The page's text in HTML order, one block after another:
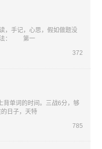
，手记，心思，假如做题没
题法： 第一
372
背单词的时间。三战6分，够
日子，天特
785